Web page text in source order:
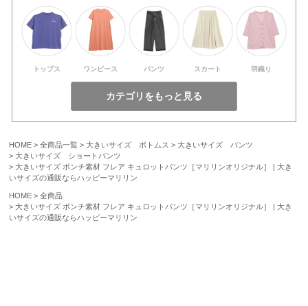
トップス ワンピース パンツ スカート 羽織り
HOME 全商品一覧 大きいサイズ ボトムス
大きいサイズ パンツ
大きいサイズ ショートパンツ
大きいサイズ ポンチ素材 フレア キュロットパンツ［マリリンオリジナル］ | 大き
いサイズの通販ならハッピーマリリン
HOME
全商品
大きいサイズ ポンチ素材 フレア キュロットパンツ［マリリンオリジナル］ | 大き
いサイズの通販ならハッピーマリリン